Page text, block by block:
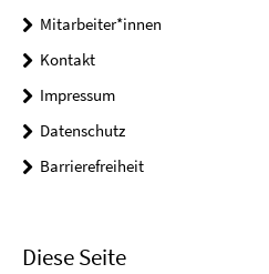
Mitarbeiter*innen
Kontakt
Impressum
Datenschutz
Barrierefreiheit
Diese Seite